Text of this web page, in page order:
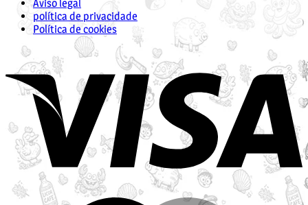
Aviso legal
política de privacidade
Política de cookies